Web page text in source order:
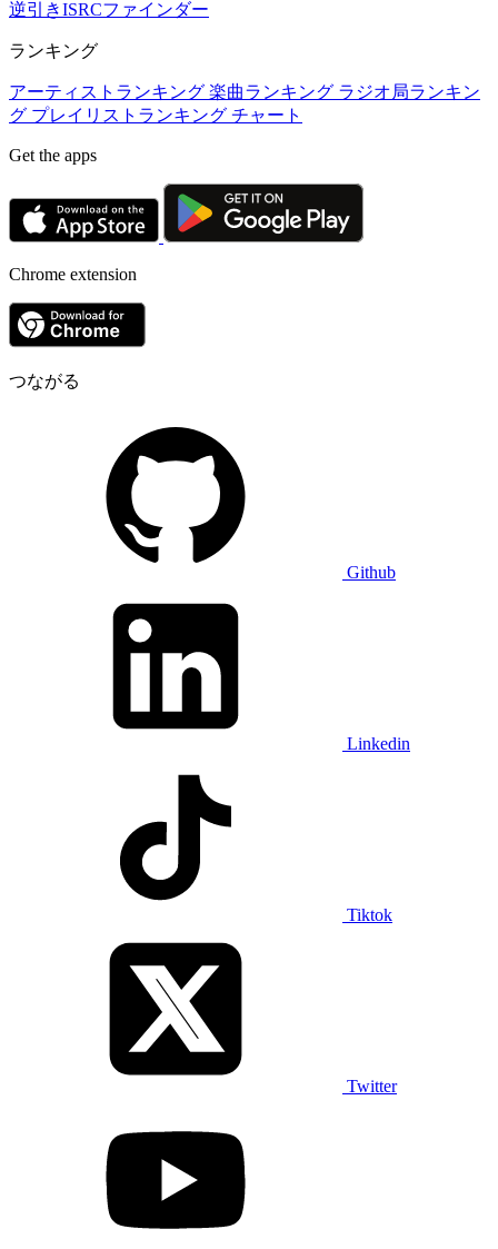
逆引きISRCファインダー
ランキング
アーティストランキング 楽曲ランキング ラジオ局ランキン
グ プレイリストランキング チャート
Get the apps
Chrome extension
つながる
Github
Linkedin
Tiktok
Twitter